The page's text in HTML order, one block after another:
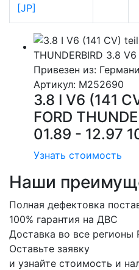
[JP]
Привезен из:
Артикул: M252690
3.8 I V6 (141
FORD
01.89 - 12.97
Узнать стоимость
Наши
Полная дефектовка
100% гарантия на ДВС
Доставка во все регионы
Оставьте заявку
и узнайте стоимость и